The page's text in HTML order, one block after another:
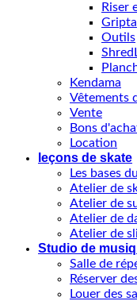
Riser
Outils
Kendama
Vêtements
Vente
Bons
Location
leçons de skate
Les bases
Atelier de
Atelier de
Atelier de
Atelier de
Studio de
Salle de
Réserver
Louer des